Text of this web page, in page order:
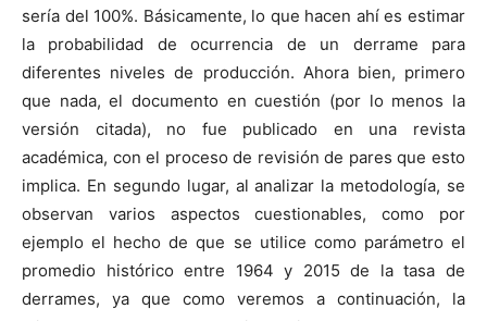
sería del 100%. Básicamente, lo que hacen ahí es estimar
la probabilidad de ocurrencia de un derrame para
diferentes niveles de producción. Ahora bien, primero
que nada, el documento en cuestión (por lo menos la
versión citada), no fue publicado en una revista
académica, con el proceso de revisión de pares que esto
implica. En segundo lugar, al analizar la metodología, se
observan varios aspectos cuestionables, como por
ejemplo el hecho de que se utilice como parámetro el
promedio histórico entre 1964 y 2015 de la tasa de
derrames, ya que como veremos a continuación, la